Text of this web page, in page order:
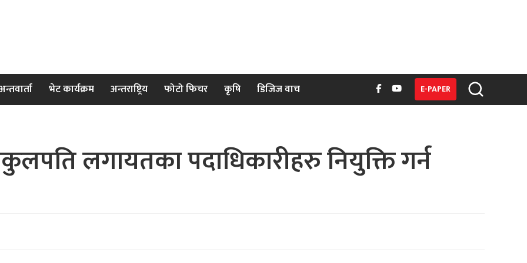
भेट कार्यक्रम अन्तराष्ट्रिय फोटो फिचर कृषि डिजिज वाच E-PAPER
लगायतका पदाधिकारीहरु नियुक्ति गर्न